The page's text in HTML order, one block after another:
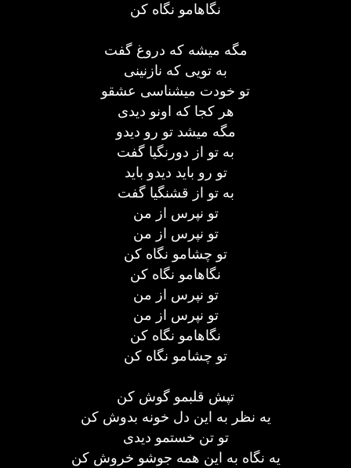
نگاهامو نگاه کن
مگه میشه که دروغ گفت
به تویی که نازنینی
تو خودت میشناسی عشقو
هر کجا که اونو دیدی
مگه میشد تو رو دیدو
به تو از دورنگیا گفت
تو رو باید دیدو باید
به تو از قشنگیا گفت
تو نپرس از من
تو نپرس از من
تو چشامو نگاه کن
نگاهامو نگاه کن
تو نپرس از من
تو نپرس از من
نگاهامو نگاه کن
تو چشامو نگاه کن
تپش قلبمو گوش کن
یه نظر به این دل خونه بدوش کن
تو تن خستمو دیدی
یه نگاه به این همه جوشو خروش کن